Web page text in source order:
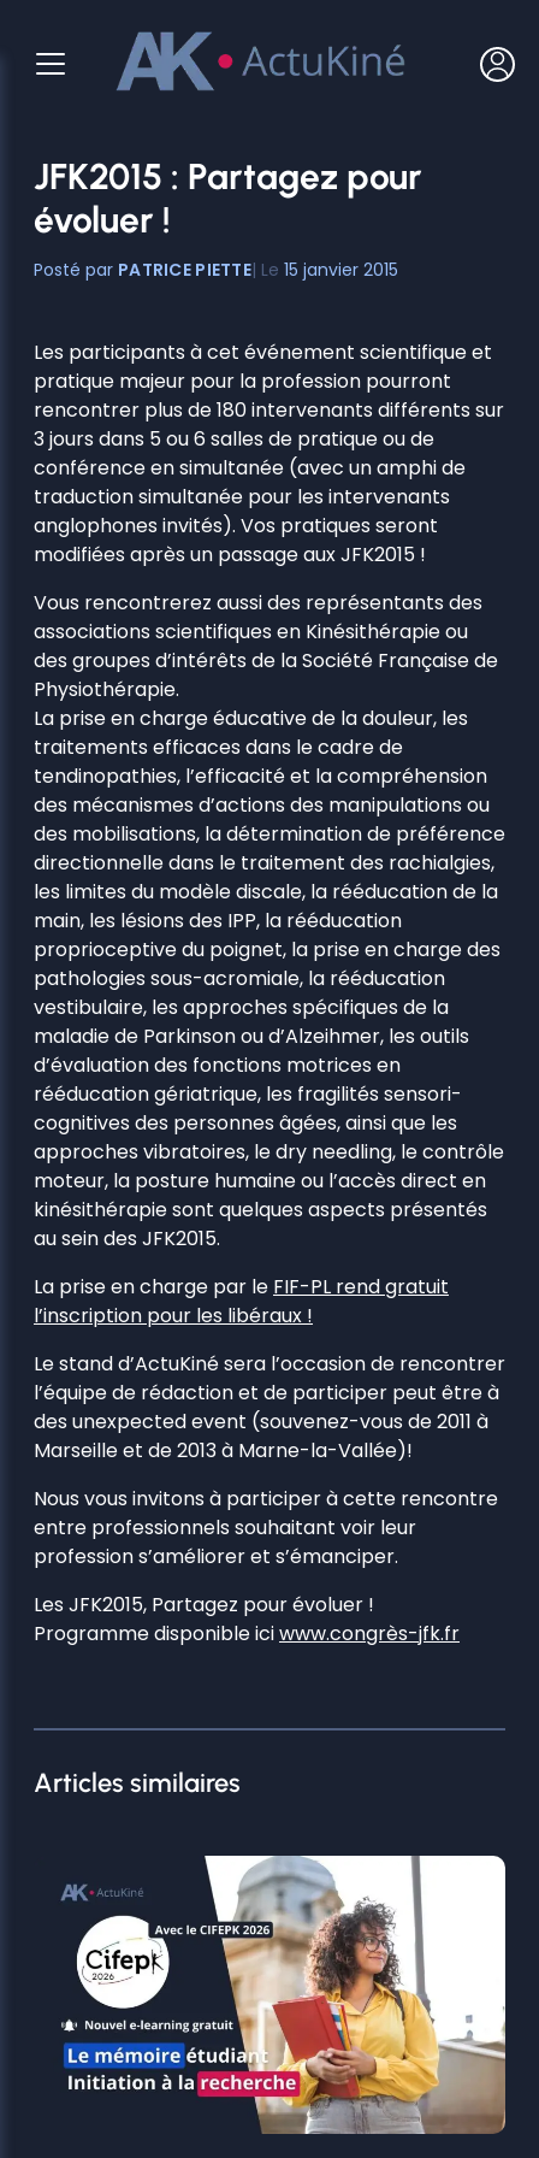
contenu
JFK2015 : Partagez pour
évoluer !
PATRICE PIETTE 15 janvier 2015
Les participants à cet événement scientifique et
pratique majeur pour la profession pourront
rencontrer plus de 180 intervenants différents sur
3 jours dans 5 ou 6 salles de pratique ou de
conférence en simultanée (avec un amphi de
traduction simultanée pour les intervenants
anglophones invités). Vos pratiques seront
modifiées après un passage aux JFK2015 !
Vous rencontrerez aussi des représentants des
associations scientifiques en Kinésithérapie ou
des groupes d’intérêts de la Société Française de
Physiothérapie.
La prise en charge éducative de la douleur, les
traitements efficaces dans le cadre de
tendinopathies, l’efficacité et la compréhension
des mécanismes d’actions des manipulations ou
des mobilisations, la détermination de préférence
directionnelle dans le traitement des rachialgies,
les limites du modèle discale, la rééducation de la
main, les lésions des IPP, la rééducation
proprioceptive du poignet, la prise en charge des
pathologies sous-acromiale, la rééducation
vestibulaire, les approches spécifiques de la
maladie de Parkinson ou d’Alzeihmer, les outils
d’évaluation des fonctions motrices en
rééducation gériatrique, les fragilités sensori-
cognitives des personnes âgées, ainsi que les
approches vibratoires, le dry needling, le contrôle
moteur, la posture humaine ou l’accès direct en
kinésithérapie sont quelques aspects présentés
au sein des JFK2015.
La prise en charge par le FIF-PL rend gratuit
l’inscription pour les libéraux !
Le stand d’ActuKiné sera l’occasion de rencontrer
l’équipe de rédaction et de participer peut être à
des unexpected event (souvenez-vous de 2011 à
Marseille et de 2013 à Marne-la-Vallée)!
Nous vous invitons à participer à cette rencontre
entre professionnels souhaitant voir leur
profession s’améliorer et s’émanciper.
Les JFK2015, Partagez pour évoluer !
Programme disponible iciwww.congrès-jfk.fr
Articles similaires